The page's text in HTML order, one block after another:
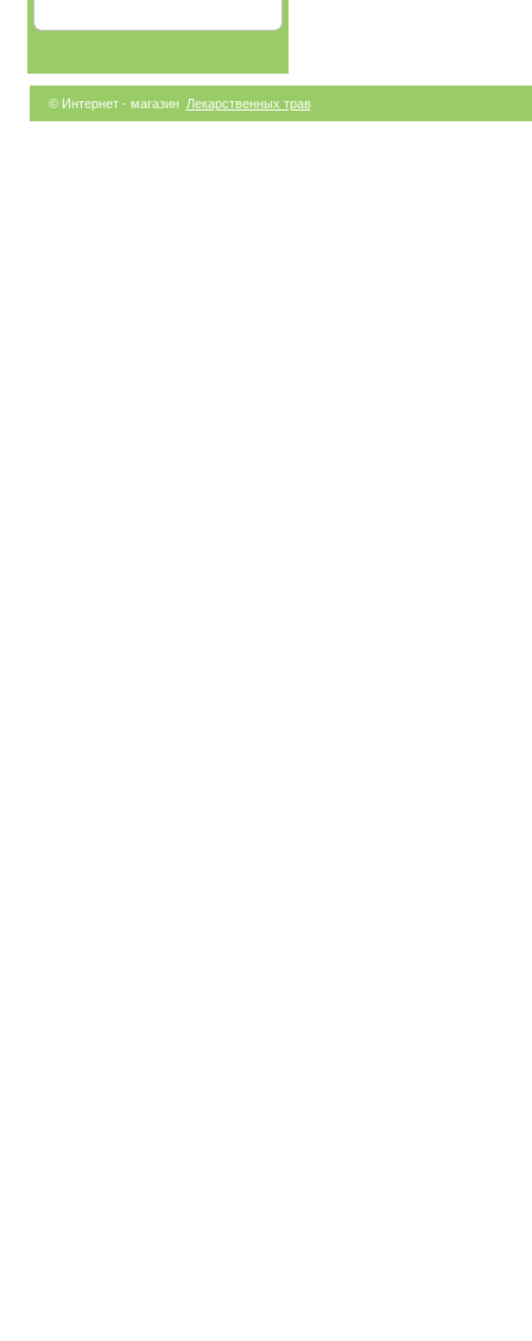
© Интернет - магазин Лекарственных трав